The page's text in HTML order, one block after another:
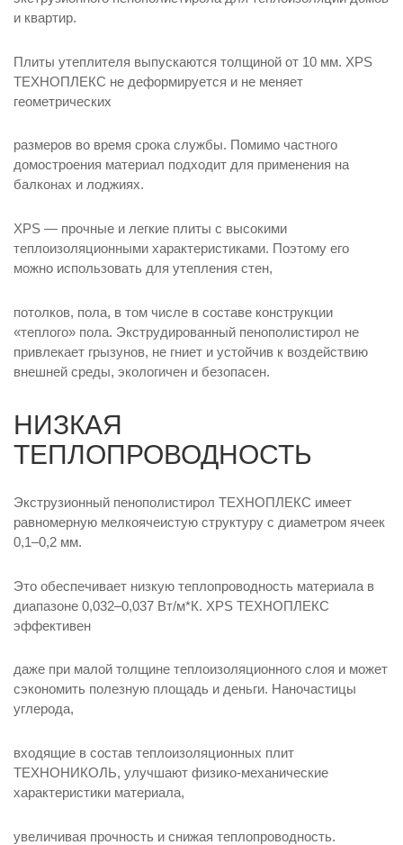
и квартир.
Плиты утеплителя выпускаются толщиной от 10 мм. XPS
ТЕХНОПЛЕКС не деформируется и не меняет
геометрических
размеров во время срока службы. Помимо частного
домостроения материал подходит для применения на
балконах и лоджиях.
XPS — прочные и легкие плиты с высокими
теплоизоляционными характеристиками. Поэтому его
можно использовать для утепления стен,
потолков, пола, в том числе в составе конструкции
«теплого» пола. Экструдированный пенополистирол не
привлекает грызунов, не гниет и устойчив к воздействию
внешней среды, экологичен и безопасен.
НИЗКАЯ
ТЕПЛОПРОВОДНОСТЬ
Экструзионный пенополистирол ТЕХНОПЛЕКС имеет
равномерную мелкоячеистую структуру с диаметром ячеек
0,1–0,2 мм.
Это обеспечивает низкую теплопроводность материала в
диапазоне 0,032–0,037 Вт/м*К. XPS ТЕХНОПЛЕКС
эффективен
даже при малой толщине теплоизоляционного слоя и может
сэкономить полезную площадь и деньги. Наночастицы
углерода,
входящие в состав теплоизоляционных плит
ТЕХНОНИКОЛЬ, улучшают физико-механические
характеристики материала,
увеличивая прочность и снижая теплопроводность.